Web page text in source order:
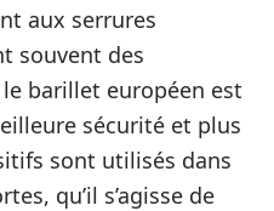
aux serrures
souvent des
barillet européen est
sécurité et plus
sont utilisés dans
qu’il s’agisse de